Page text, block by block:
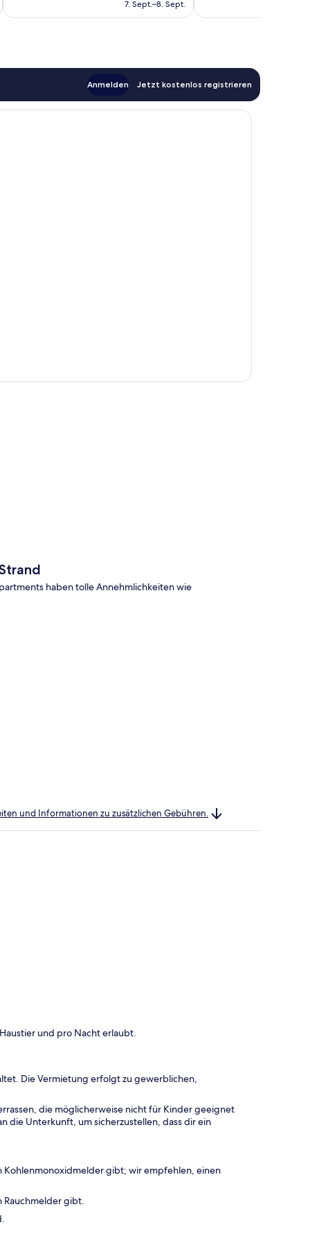
7. Sept.–8. Sept.
Anmelden Jetzt kostenlos registrieren
haben tolle Annehmlichkeiten wie
und Informationen zu zusätzlichen Gebühren.
und pro Nacht erlaubt.
Die Vermietung erfolgt zu gewerblichen,
die möglicherweise nicht für Kinder geeignet
die Unterkunft, um sicherzustellen, dass dir ein
gibt; wir empfehlen, einen
Rauchmelder gibt.